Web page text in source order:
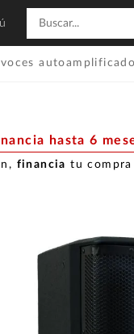
hasta 6
financia tu compra